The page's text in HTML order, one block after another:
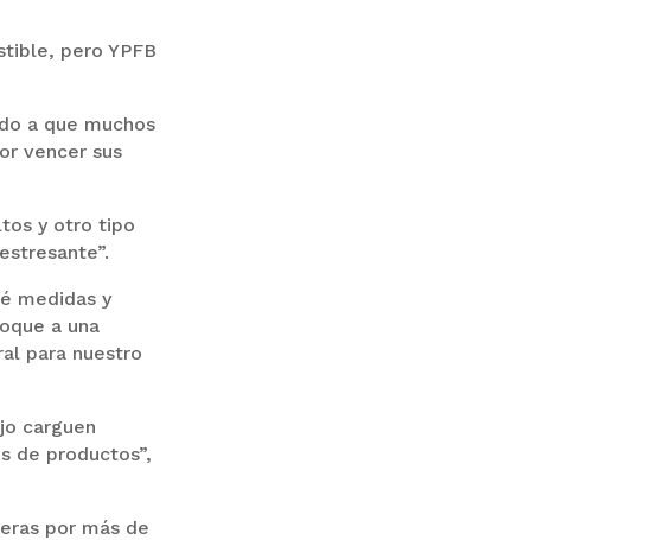
pero YPFB
a que muchos
vencer sus
y otro tipo
medidas y
a una
para nuestro
carguen
de productos”,
por más de